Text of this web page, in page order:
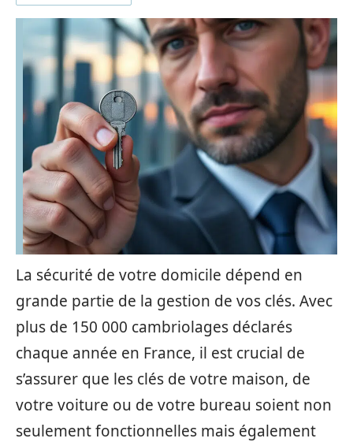
La sécurité de votre domicile dépend en
grande partie de la gestion de vos clés. Avec
plus de 150 000 cambriolages déclarés
chaque année en France, il est crucial de
s’assurer que les clés de votre maison, de
votre voiture ou de votre bureau soient non
seulement fonctionnelles mais également